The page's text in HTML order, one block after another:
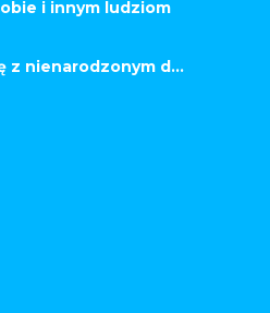
i innym ludziom
z nienarodzonym d...